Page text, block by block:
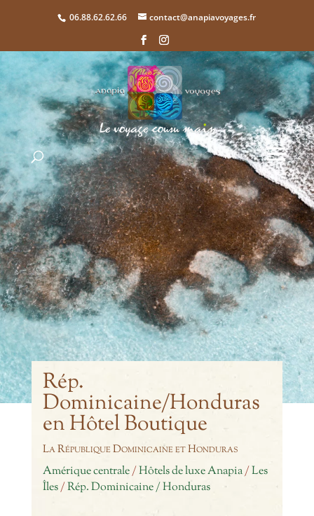
06.88.62.62.66 contact@anapiavoyages.fr
Rép.
Dominicaine/Honduras
en Hôtel Boutique
La République Dominicaine et Honduras
Amérique centrale/Hôtels de luxe Anapia/Les
Îles/Rép. Dominicaine / Honduras